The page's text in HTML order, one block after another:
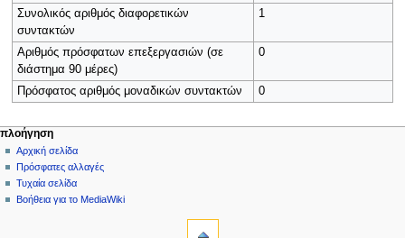
Συνολικός αριθμός διαφορετικών
συντακτών
1
Αριθμός πρόσφατων επεξεργασιών (σε
διάστημα 90 μέρες)
0
Πρόσφατος αριθμός μοναδικών συντακτών 0
Μ
ε
ν
ο
ενέργειες σελίδας
αρχείο
συζήτηση
ανάγνωση
προβολή
προσωπικά εργαλεία
δημιουργία
λογαριασμού
σύνδεση
πλοήγηση
Αρχική σελίδα
Πρόσφατες αλλαγές
Τυχαία σελίδα
Βοήθεια για το MediaWiki